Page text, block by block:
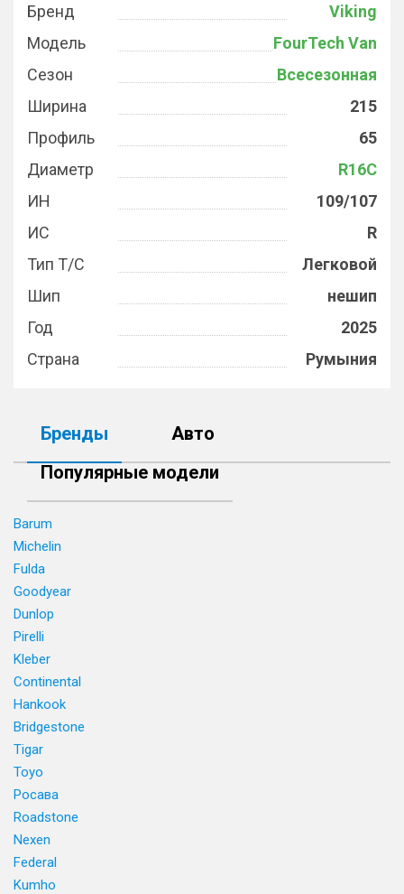
Бренд
Viking
Модель
FourTech Van
Сезон
Всесезонная
Ширина
215
Профиль
65
Диаметр
R16C
ИН
109/107
ИС
R
Тип Т/С
Легковой
Шип
нешип
Год
2025
Страна
Румыния
Бренды
Авто
Популярные модели
Barum
Michelin
Fulda
Goodyear
Dunlop
Pirelli
Kleber
Continental
Hankook
Bridgestone
Tigar
Toyo
Росава
Roadstone
Nexen
Federal
Kumho